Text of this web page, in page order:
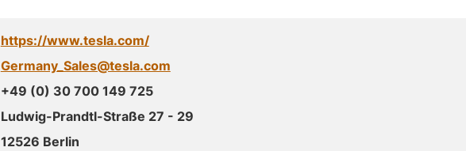
https://www.tesla.com/
Germany_Sales@tesla.com
+49 (0) 30 700 149 725
Ludwig-Prandtl-Straße 27 - 29
12526 Berlin